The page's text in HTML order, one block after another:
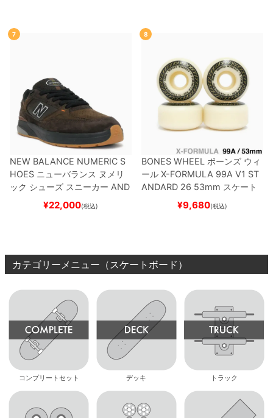
7
NEW BALANCE NUMERIC S
HOES ニューバランス ヌメリ
ック シューズ スニーカー AND
REW REYNOLDS 933
BROWN/BLACKスケート
¥22,000(税込)
8
BONES WHEEL ボーンズ ウィ
ール X-FORMULA 99A V1 ST
ANDARD 26 53mm スケート
ボード スケボー
¥9,680(税込)
カテゴリーメニュー（スケートボード）
コンプリートセット デッキ トラック